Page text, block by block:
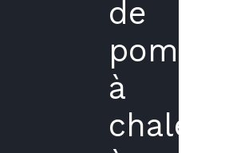
de
pompe
à
chaleur